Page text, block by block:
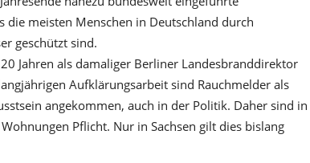
die meisten Menschen in Deutschland durch
geschützt sind.
Jahren als damaliger Berliner Landesbranddirektor
Aufklärungsarbeit sind Rauchmelder als
angekommen, auch in der Politik. Daher sind in
Pflicht. Nur in Sachsen gilt dies bislang